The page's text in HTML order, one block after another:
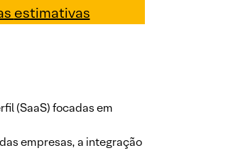
estimativas
(SaaS) focadas em
empresas, a integração